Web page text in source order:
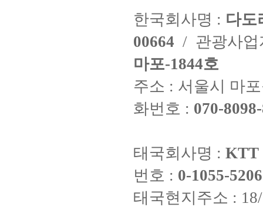
한국회사명 : 다도
00664 / 관광사
마포-1844호
주소 : 서울시 마
화번호 : 070-
태국회사명 : KTT
번호 : 0-1055-
태국현지주소 :